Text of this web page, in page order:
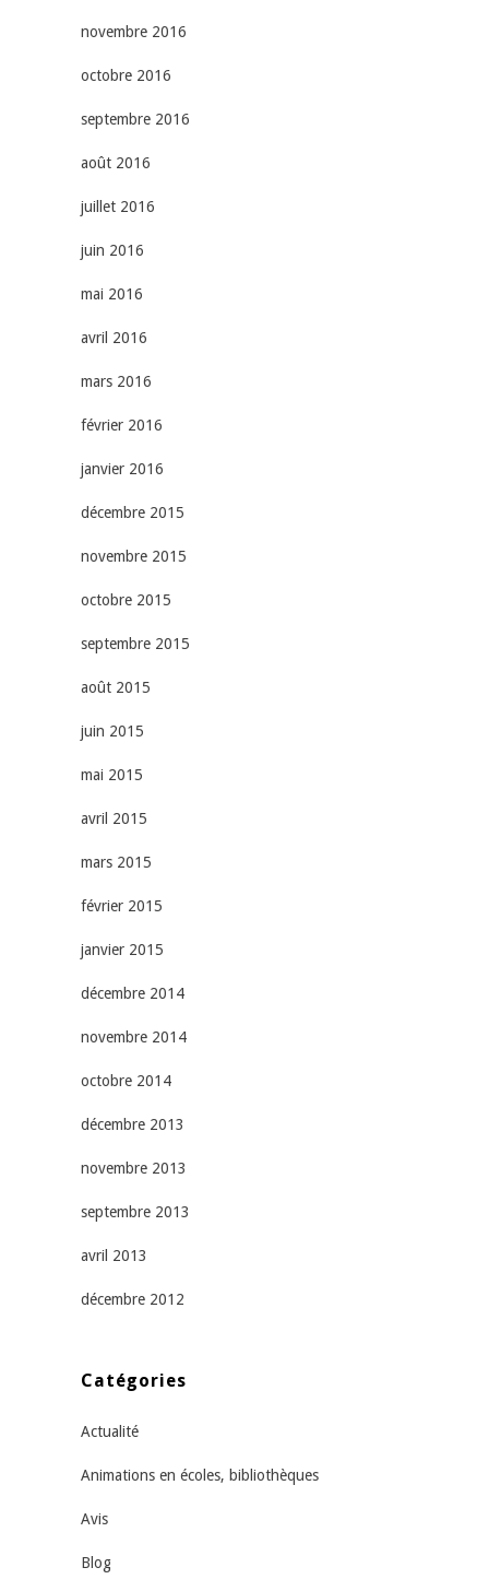
novembre 2016
octobre 2016
septembre 2016
août 2016
juillet 2016
juin 2016
mai 2016
avril 2016
mars 2016
février 2016
janvier 2016
décembre 2015
novembre 2015
octobre 2015
septembre 2015
août 2015
juin 2015
mai 2015
avril 2015
mars 2015
février 2015
janvier 2015
décembre 2014
novembre 2014
octobre 2014
décembre 2013
novembre 2013
septembre 2013
avril 2013
décembre 2012
Catégories
Actualité
Animations en écoles, bibliothèques
Avis
Blog